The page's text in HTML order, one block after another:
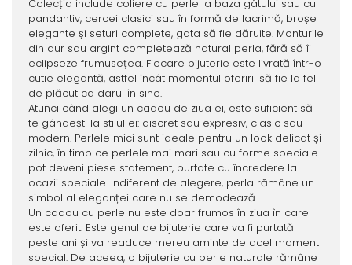
Colecția include coliere cu perle la baza gâtului sau cu
pandantiv, cercei clasici sau în formă de lacrimă, broșe
elegante și seturi complete, gata să fie dăruite. Monturile
din aur sau argint completează natural perla, fără să îi
eclipseze frumusețea. Fiecare bijuterie este livrată într-o
cutie elegantă, astfel încât momentul oferirii să fie la fel
de plăcut ca darul în sine.
Atunci când alegi un cadou de ziua ei, este suficient să
te gândești la stilul ei: discret sau expresiv, clasic sau
modern. Perlele mici sunt ideale pentru un look delicat și
zilnic, în timp ce perlele mai mari sau cu forme speciale
pot deveni piese statement, purtate cu încredere la
ocazii speciale. Indiferent de alegere, perla rămâne un
simbol al eleganței care nu se demodează.
Un cadou cu perle nu este doar frumos în ziua în care
este oferit. Este genul de bijuterie care va fi purtată
peste ani și va readuce mereu aminte de acel moment
special. De aceea, o bijuterie cu perle naturale rămâne